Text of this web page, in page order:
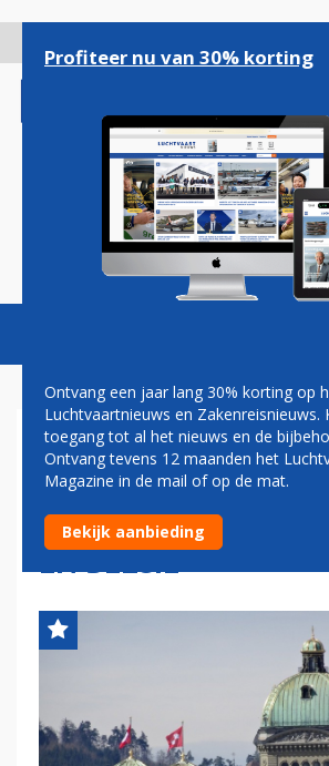
gaan
Magazine Podcasts
ZWITSERLAND
REIZIGERS UIT
EN BELGIË
Profiteer nu van 30% korting
Ontvang een jaar lang 30% korting op
Luchtvaartnieuws en Zakenreisnieuws.
toegang tot al het nieuws en de
Ontvang tevens 12 maanden het
Magazine in de mail of op de mat.
Bekijk aanbieding